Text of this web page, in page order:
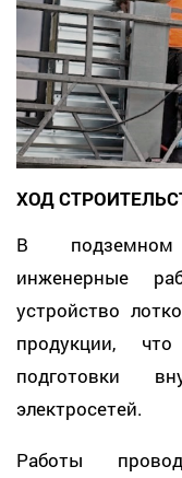
ХОД
В подземном
инженерные
устройство
продукции,
подготовки
электросетей.
Работы